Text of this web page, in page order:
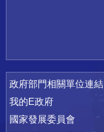
政府部門相關單位連結
我的E政府
國家發展委員會